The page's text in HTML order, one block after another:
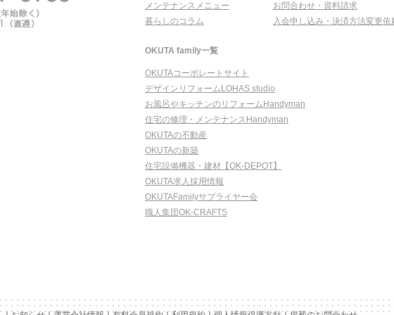
メンテナンスメニュー
暮らしのコラム
お問合わせ・資料請求
入会申し込み・決済方法変更依
OKUTA family一覧
OKUTAコーポレートサイト
デザインリフォームLOHAS studio
お風呂やキッチンのリフォームHandyman
住宅の修理・メンテナンスHandyman
OKUTAの不動産
OKUTAの新築
住宅設備機器・建材【OK-DEPOT】
OKUTA求人採用情報
OKUTAFamilyサプライヤー会
職人集団OK-CRAFTS